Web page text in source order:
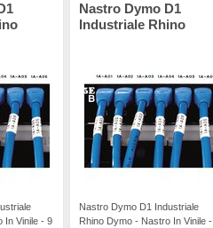
In Vinile - 9
Nastro Dymo D1
Industriale Rhino
Nastro Dymo D1 Industriale
Rhino Dymo - Nastro In Vinile -